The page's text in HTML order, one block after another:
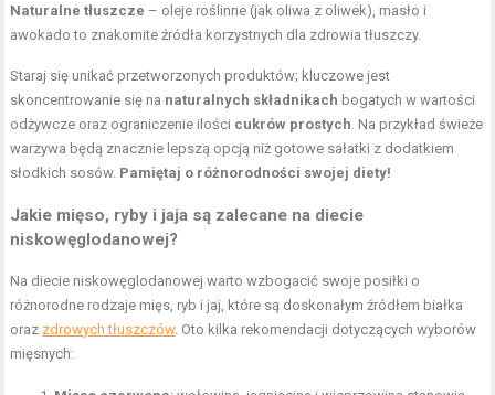
Naturalne tłuszcze – oleje roślinne (jak oliwa z oliwek), masło i
awokado to znakomite źródła korzystnych dla zdrowia tłuszczy.
Staraj się unikać przetworzonych produktów; kluczowe jest
skoncentrowanie się na naturalnych składnikach bogatych w wartości
odżywcze oraz ograniczenie ilości cukrów prostych . Na przykład świeże
warzywa będą znacznie lepszą opcją niż gotowe sałatki z dodatkiem
słodkich sosów. Pamiętaj o różnorodności swojej diety!
Jakie mięso, ryby i jaja są zalecane na diecie
niskowęglodanowej?
Na diecie niskowęglodanowej warto wzbogacić swoje posiłki o
różnorodne rodzaje mięs, ryb i jaj, które są doskonałym źródłem białka
oraz zdrowych tłuszczów. Oto kilka rekomendacji dotyczących wyborów
mięsnych: